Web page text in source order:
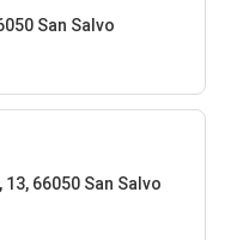
San Salvo
66050 San Salvo